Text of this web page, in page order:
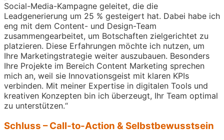
Social-Media-Kampagne geleitet, die die
Leadgenerierung um 25 % gesteigert hat. Dabei habe ich
eng mit dem Content- und Design-Team
zusammengearbeitet, um Botschaften zielgerichtet zu
platzieren. Diese Erfahrungen möchte ich nutzen, um
Ihre Marketingstrategie weiter auszubauen. Besonders
Ihre Projekte im Bereich Content Marketing sprechen
mich an, weil sie Innovationsgeist mit klaren KPIs
verbinden. Mit meiner Expertise in digitalen Tools und
kreativen Konzepten bin ich überzeugt, Ihr Team optimal
zu unterstützen.“
Schluss – Call-to-Action & Selbstbewusstsein